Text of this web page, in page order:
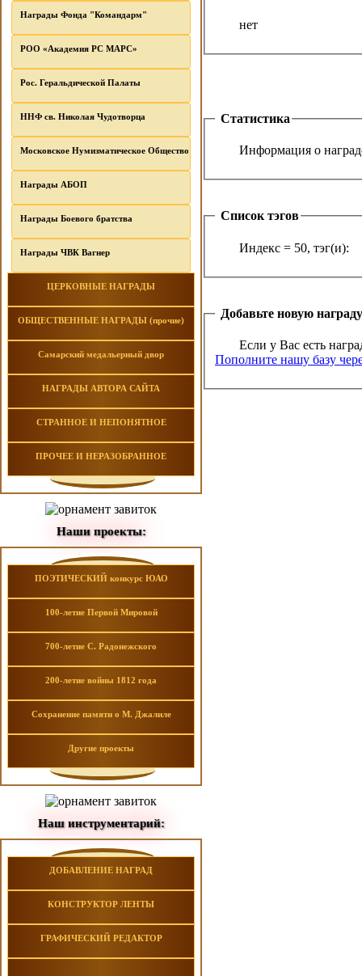
Награды Фонда "Командарм"
РОО «Академия РС МАРС»
Рос. Геральдической Палаты
ННФ св. Николая Чудотворца
Московское Нумизматическое Общество
Награды АБОП
Награды Боевого братства
Награды ЧВК Вагнер
ЦЕРКОВНЫЕ НАГРАДЫ
ОБЩЕСТВЕННЫЕ НАГРАДЫ (прочие)
Самарский медальерный двор
НАГРАДЫ АВТОРА САЙТА
СТРАННОЕ И НЕПОНЯТНОЕ
ПРОЧЕЕ И НЕРАЗОБРАННОЕ
Наши проекты:
ПОЭТИЧЕСКИЙ конкурс ЮАО
100-летие Первой Мировой
700-летие С. Радонежского
200-летие войны 1812 года
Сохранение памяти о М. Джалиле
Другие проекты
Наш инструментарий:
ДОБАВЛЕНИЕ НАГРАД
КОНСТРУКТОР ЛЕНТЫ
ГРАФИЧЕСКИЙ РЕДАКТОР
нет
Статистика
Информация о
Список тэгов
Индекс = 50, тэг(и):
Добавьте новую награду
Если у Вас есть
Пополните нашу базу